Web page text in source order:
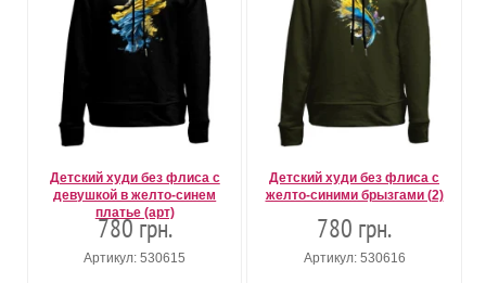
Детский худи без флиса с
девушкой в желто-синем
платье (арт)
780 грн.
Артикул: 530615
Детский худи без флиса с
желто-синими брызгами (2)
780 грн.
Артикул: 530616